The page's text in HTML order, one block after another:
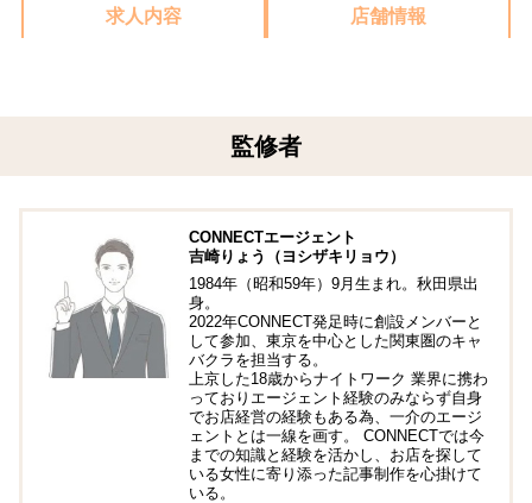
求人内容 店舗情報
監修者
CONNECTエージェント
吉崎りょう（ヨシザキリョウ）
1984年（昭和59年）9月生まれ。秋田県出
身。
2022年CONNECT発足時に創設メンバーと
して参加、東京を中心とした関東圏のキャ
バクラを担当する。
上京した18歳からナイトワーク 業界に携わ
っておりエージェント経験のみならず自身
でお店経営の経験もある為、一介のエージ
ェントとは一線を画す。 CONNECTでは今
までの知識と経験を活かし、お店を探して
いる女性に寄り添った記事制作を心掛けて
いる。